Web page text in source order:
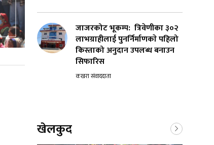
जाजरकोट भूकम्प: त्रिवेणीका ३०२
लाभग्राहीलाई पुनर्निर्माणकाे पहिलो
किस्ताको अनुदान उपलब्ध बनाउन
सिफारिस
कखरा संवाददाता
खेलकुद